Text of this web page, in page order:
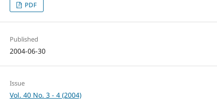
PDF
Published
2004-06-30
Issue
Vol. 40 No. 3 - 4 (2004)